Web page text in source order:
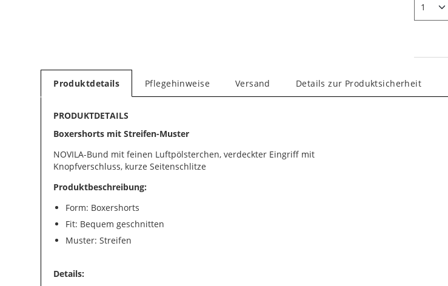
Produktdetails Pflegehinweise Versand Details zur Produktsicherheit
PRODUKTDETAILS
Boxershorts mit Streifen-Muster
NOVILA-Bund mit feinen Luftpölsterchen, verdeckter Eingriff mit
Knopfverschluss, kurze Seitenschlitze
Produktbeschreibung:
Form: Boxershorts
Fit: Bequem geschnitten
Muster: Streifen
Details: